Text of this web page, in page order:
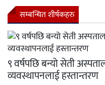
सम्बन्धित शीर्षकहरु
९ वर्षपछि बन्यो सेती
व्यवस्थापनलाई हस्तान्तरण